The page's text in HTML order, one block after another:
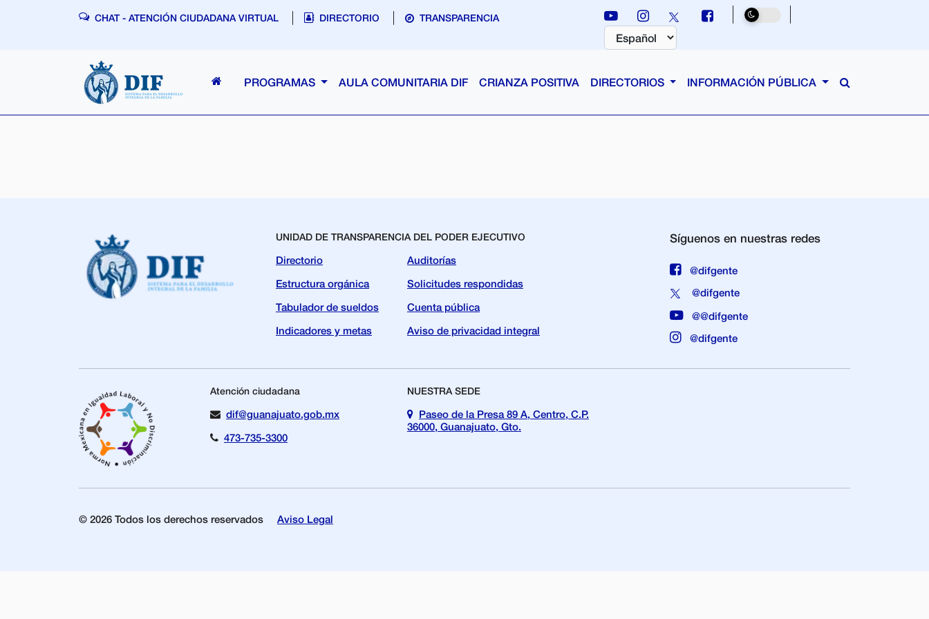
CHAT - ATENCIÓN CIUDADANA VIRTUAL DIRECTORIO TRANSPARENCIA
PROGRAMAS AULA COMUNITARIA DIF CRIANZA POSITIVA DIRECTORIOS INFORMACIÓN PÚBLICA
UNIDAD DE TRANSPARENCIA DEL PODER EJECUTIVO
Directorio
Estructura orgánica
Tabulador de sueldos
Indicadores y metas
Auditorías
Solicitudes respondidas
Cuenta pública
Aviso de privacidad integral
Síguenos en nuestras redes
@difgente
@difgente
@@difgente
@difgente
Atención ciudadana
dif@guanajuato.gob.mx
473-735-3300
NUESTRA SEDE
Paseo de la Presa 89 A, Centro, C.P.
36000, Guanajuato, Gto.
© 2026 Todos los derechos reservados Aviso Legal